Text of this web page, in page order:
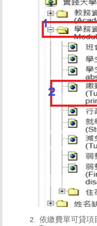
依繳費單可貸項